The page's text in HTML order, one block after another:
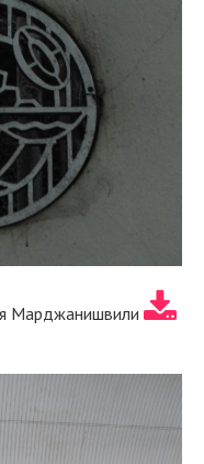
Марджанишвили